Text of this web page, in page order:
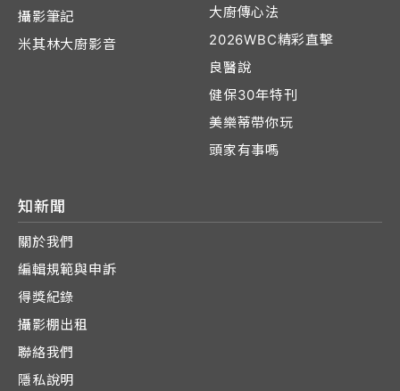
攝影筆記
米其林大廚影音
大廚傳心法
2026WBC精彩直擊
良醫說
健保30年特刊
美樂蒂帶你玩
頭家有事嗎
知新聞
關於我們
編輯規範與申訴
得獎紀錄
攝影棚出租
聯絡我們
隱私說明